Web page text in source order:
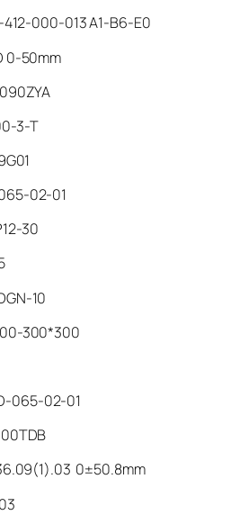
412-000-013 A1-B6-E0
0-50mm
3-T
02-01
30
10
300*300
065-02-01
0±50.8mm